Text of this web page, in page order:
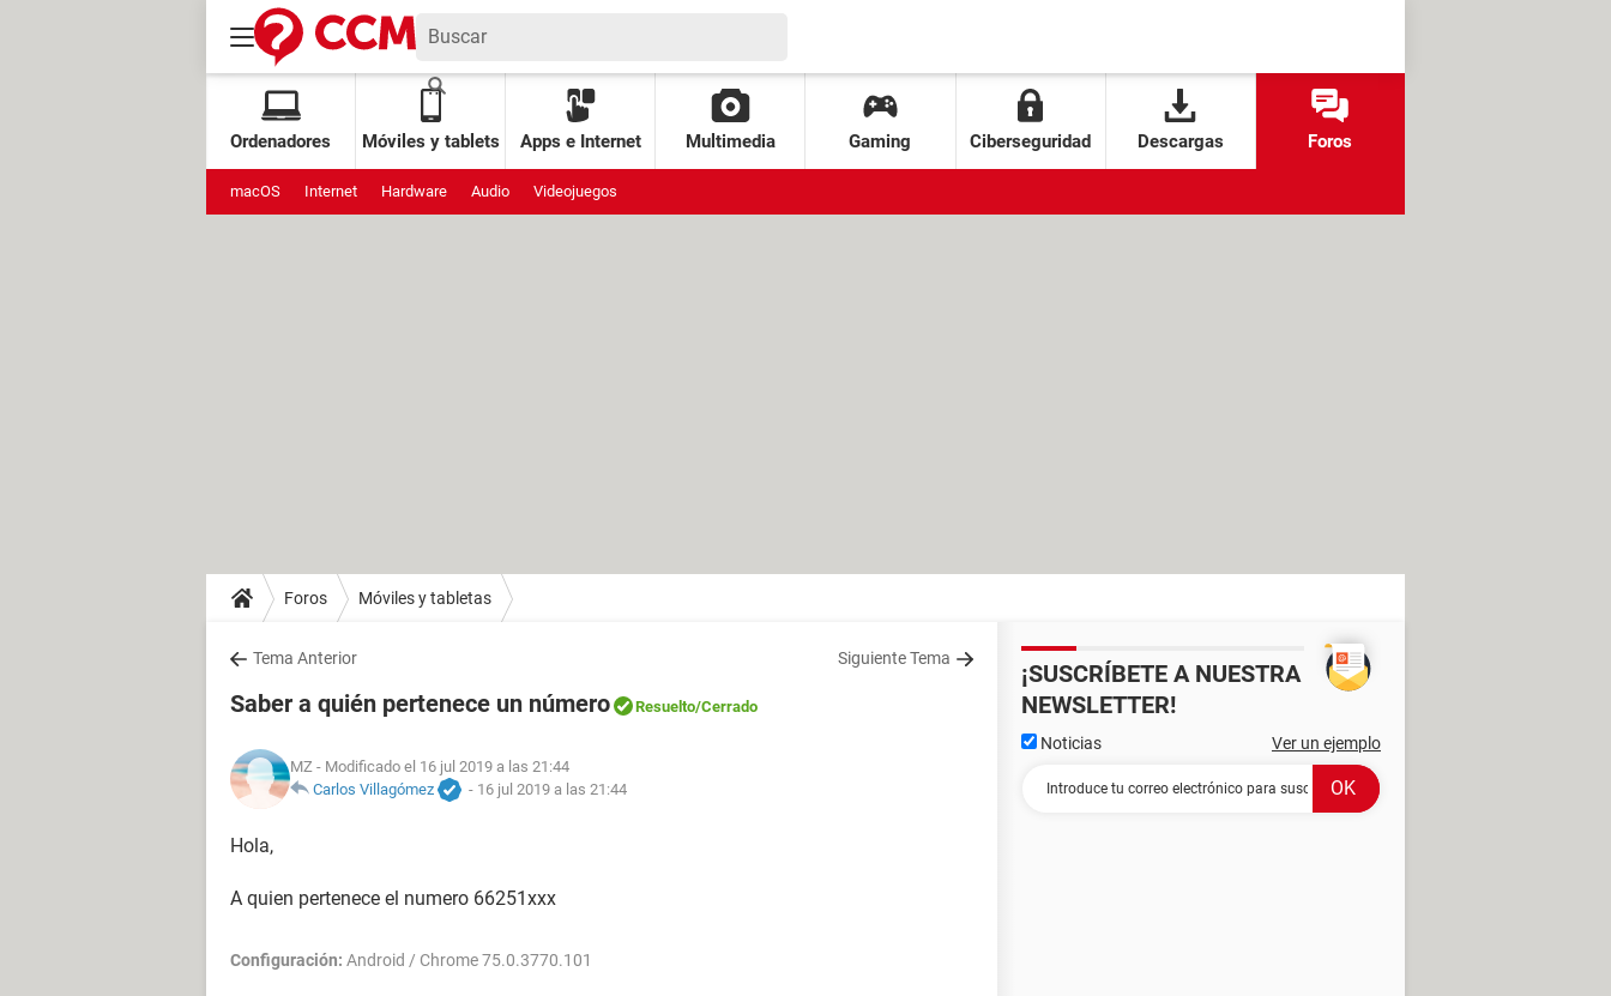
Ordenadores Móviles y tablets Apps e Internet Multimedia Gaming Ciberseguridad Descargas Foros
macOS Internet Hardware Audio Videojuegos
Foros Móviles y tabletas
Tema Anterior Siguiente Tema
Saber a quién pertenece un número Resuelto/Cerrado
MZ - Modificado el 16 jul 2019 a las 21:44
Carlos Villagómez
- 16 jul 2019 a las 21:44
Hola,
A quien pertenece el numero 66251xxx
Configuración: Android / Chrome 75.0.3770.101
¡SUSCRÍBETE A NUESTRA
NEWSLETTER!
Noticias Ver un ejemplo